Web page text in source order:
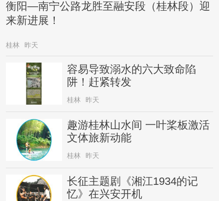
衡阳—南宁公路龙胜至融安段（桂林段）迎
来新进展！
桂林 昨天
容易导致溺水的六大致命陷
阱！赶紧转发
桂林 昨天
趣游桂林山水间 一叶桨板激活
文体旅新动能
桂林 昨天
长征主题剧《湘江1934的记
忆》在兴安开机